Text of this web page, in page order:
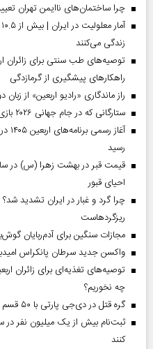
چرا ساختمان‌های ناایمن تهران
زندگی می‌کنند
توصیه‌های طب سنتی برای زائران
راهکارهای پیشگیری از گرمازدگی
راز ماندگاری «رادیو اربعین» از
ستارگانی که در جام جهانی ۲۰۲۶ بازی نکردند
رسید
احیای قبور
چرا گرد و غبار در ایران تشدید شد؟
ریزگردهاست
مجازات سنگین برای آدم‌ربایان
واکسن جدید سرطان پانکراس
چه نخوریم؟
گره قتل در دی‌جی پارتی با ۵۰ قسم باز می‌شود
ثبت‌نام بیش از یک میلیون نفر در
کنند